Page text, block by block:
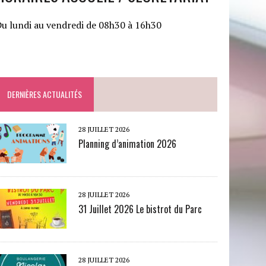
lundi au vendredi de 08h30 à 16h30
DERNIÈRES ACTUALITÉS
28 JUILLET 2026
Planning d’animation 2026
28 JUILLET 2026
31 Juillet 2026 Le bistrot du Parc
28 JUILLET 2026